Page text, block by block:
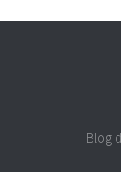
Blog